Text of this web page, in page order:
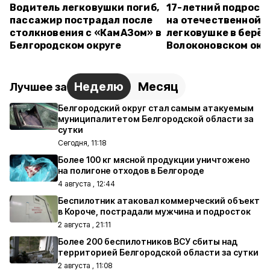
Водитель легковушки погиб,
пассажир пострадал после
столкновения с «КамАЗом» в
Белгородском округе
17-летний
на отечественной
легковушке в
Волоконовском
Лучшее за Неделю Месяц
Белгородский округ стал самым атакуемым
муниципалитетом Белгородской области за
сутки
Сегодня, 11:18
Более 100 кг мясной продукции уничтожено
на полигоне отходов в Белгороде
4 августа , 12:44
Беспилотник атаковал коммерческий объект
в Короче, пострадали мужчина и подросток
2 августа , 21:11
Более 200 беспилотников ВСУ сбиты над
территорией Белгородской области за сутки
2 августа , 11:08